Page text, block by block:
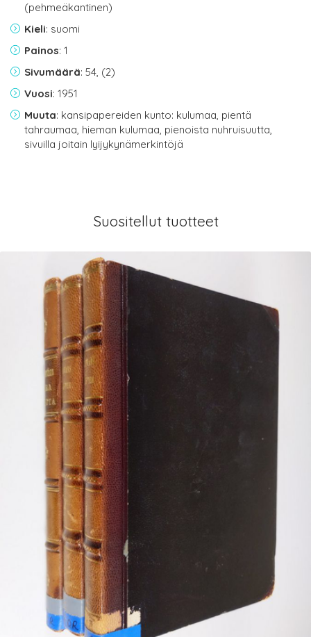
(pehmeäkantinen)
Kieli: suomi
Painos: 1
Sivumäärä: 54, (2)
Vuosi: 1951
Muuta: kansipapereiden kunto: kulumaa, pientä
tahraumaa, hieman kulumaa, pienoista nuhruisuutta,
sivuilla joitain lyijykynämerkintöjä
Suositellut tuotteet